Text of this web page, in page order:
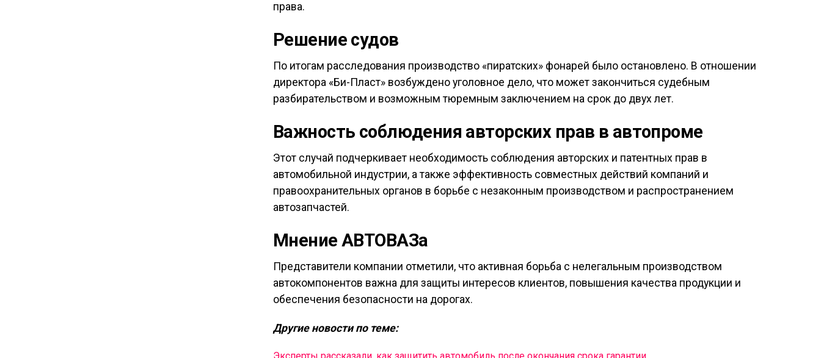
права.
Решение судов
По итогам расследования производство «пиратских» фонарей было остановлено. В отношении
директора «Би-Пласт» возбуждено уголовное дело, что может закончиться судебным
разбирательством и возможным тюремным заключением на срок до двух лет.
Важность соблюдения авторских прав в автопроме
Этот случай подчеркивает необходимость соблюдения авторских и патентных прав в
автомобильной индустрии, а также эффективность совместных действий компаний и
правоохранительных органов в борьбе с незаконным производством и распространением
автозапчастей.
Мнение АВТОВАЗа
Представители компании отметили, что активная борьба с нелегальным производством
автокомпонентов важна для защиты интересов клиентов, повышения качества продукции и
обеспечения безопасности на дорогах.
Другие новости по теме: